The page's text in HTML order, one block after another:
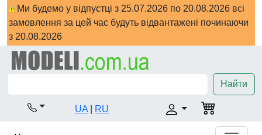
Ми будемо у відпустці з 25.07.2026 по 20.08.2026 всі
замовлення за цей час будуть відвантажені починаючи
з 20.08.2026
Найти
UA RU